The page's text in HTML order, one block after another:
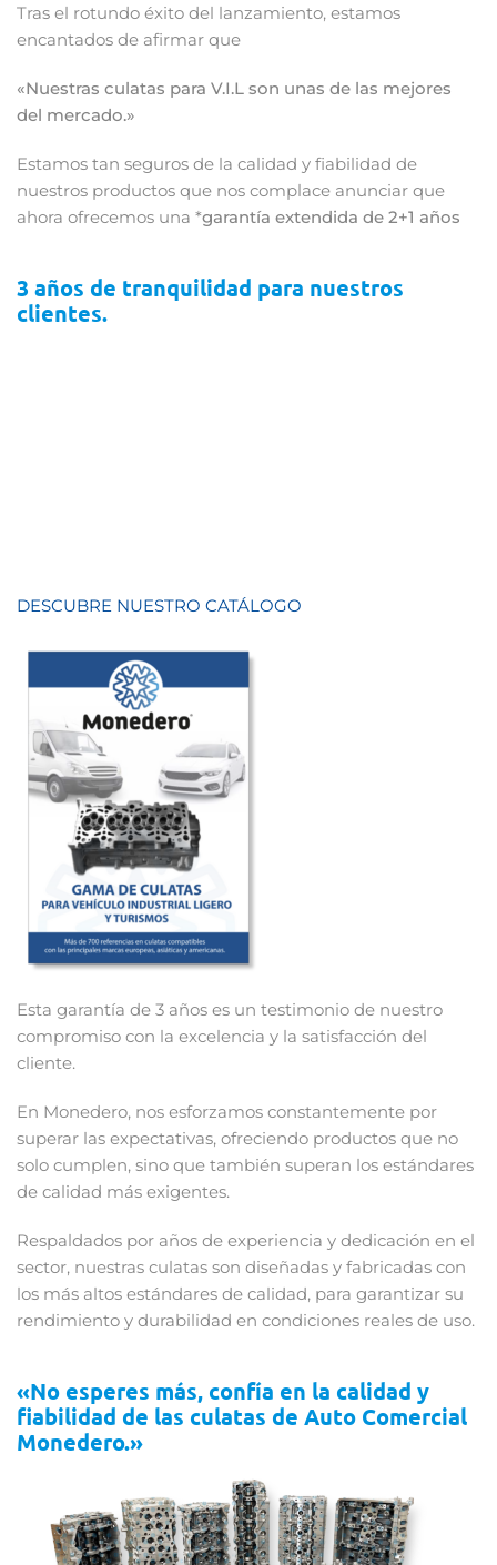
Tras el rotundo éxito del lanzamiento, estamos
encantados de afirmar que
«Nuestras culatas para V.I.L son unas de las mejores
del mercado.»
Estamos tan seguros de la calidad y fiabilidad de
nuestros productos que nos complace anunciar que
ahora ofrecemos una *garantía extendida de 2+1 años
3 años de tranquilidad para nuestros
clientes.
DESCUBRE NUESTRO CATÁLOGO
Esta garantía de 3 años es un testimonio de nuestro
compromiso con la excelencia y la satisfacción del
cliente.
En Monedero, nos esforzamos constantemente por
superar las expectativas, ofreciendo productos que no
solo cumplen, sino que también superan los estándares
de calidad más exigentes.
Respaldados por años de experiencia y dedicación en el
sector, nuestras culatas son diseñadas y fabricadas con
los más altos estándares de calidad, para garantizar su
rendimiento y durabilidad en condiciones reales de uso.
«No esperes más, confía en la calidad y
fiabilidad de las culatas de Auto Comercial
Monedero.»